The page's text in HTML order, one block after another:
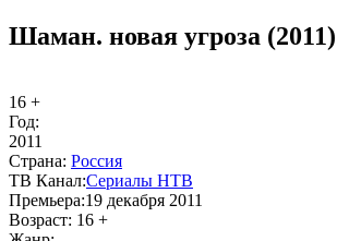
Шаман. новая угроза (2011)
16 +
Год:
2011
Стра­на: Рос­сия
ТВ Ка­нал:Се­риа­лы НТВ
Пре­мье­ра:19 декабря 2011
Воз­раст: 16 +